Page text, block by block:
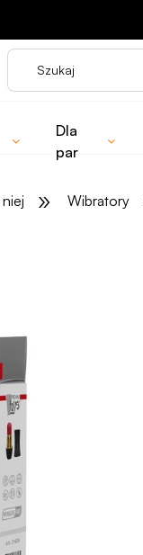
Dla
par
» Wibratory